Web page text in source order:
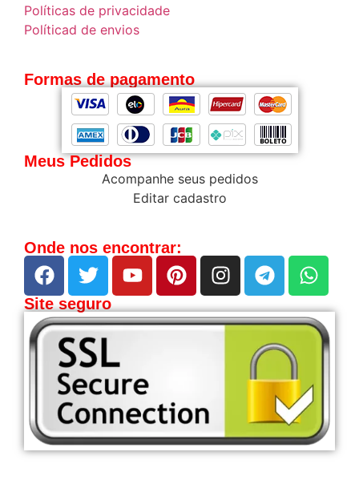
Políticas de privacidade
Políticad de envios
Formas de pagamento
Meus Pedidos
Acompanhe seus pedidos
Editar cadastro
Onde nos encontrar:
Site seguro